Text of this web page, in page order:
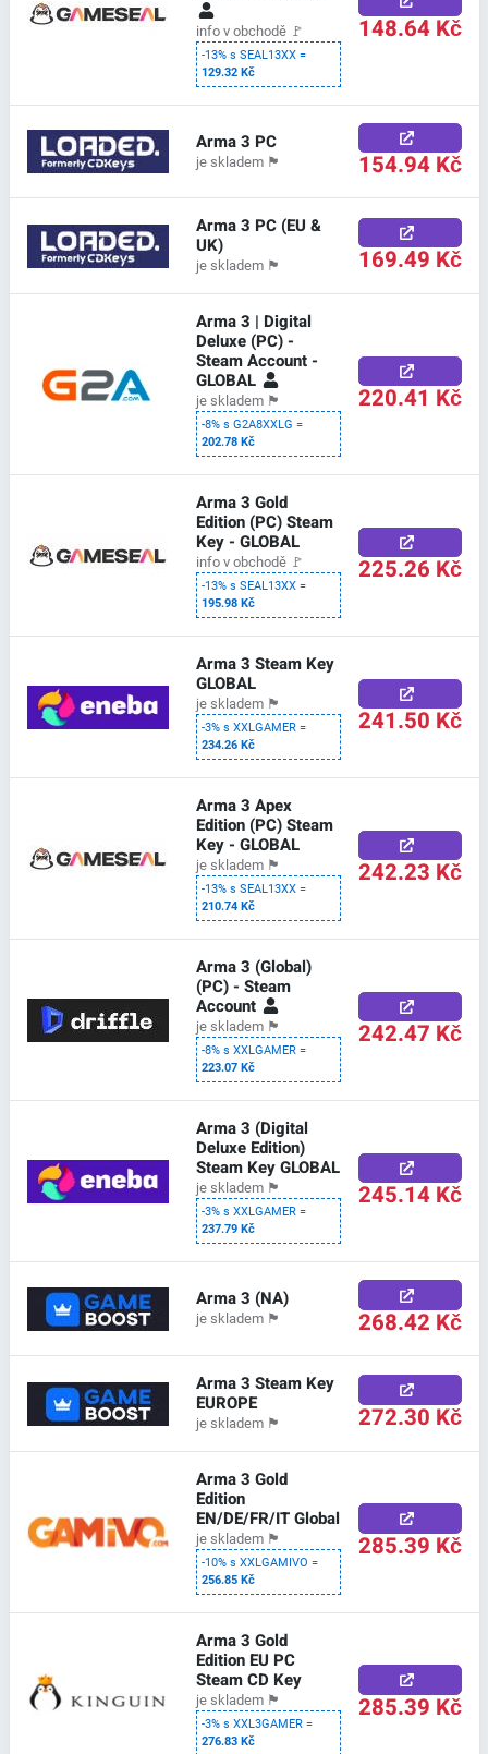
info v obchodě 🚩
-13% s SEAL13XX =
129.32 Kč
148.64 Kč
Arma 3 PC
je skladem 🏴 154.94 Kč
Arma 3 PC (EU &
UK)
je skladem 🏴 169.49 Kč
Arma 3 | Digital
Deluxe (PC) -
Steam Account -
GLOBAL
je skladem 🏴
-8% s G2A8XXLG =
202.78 Kč
220.41 Kč
Arma 3 Gold
Edition (PC) Steam
Key - GLOBAL
info v obchodě 🚩
-13% s SEAL13XX =
195.98 Kč
225.26 Kč
Arma 3 Steam Key
GLOBAL
je skladem 🏴
-3% s XXLGAMER =
234.26 Kč
241.50 Kč
Arma 3 Apex
Edition (PC) Steam
Key - GLOBAL
je skladem 🏴
-13% s SEAL13XX =
210.74 Kč
242.23 Kč
Arma 3 (Global)
(PC) - Steam
Account
je skladem 🏴
-8% s XXLGAMER =
223.07 Kč
242.47 Kč
Arma 3 (Digital
Deluxe Edition)
Steam Key GLOBAL
je skladem 🏴
-3% s XXLGAMER =
237.79 Kč
245.14 Kč
Arma 3 (NA)
je skladem 🏴 268.42 Kč
Arma 3 Steam Key
EUROPE
je skladem 🏴 272.30 Kč
Arma 3 Gold
Edition
EN/DE/FR/IT Global
je skladem 🏴
-10% s XXLGAMIVO =
256.85 Kč
285.39 Kč
Arma 3 Gold
Edition EU PC
Steam CD Key
je skladem 🏴
-3% s XXL3GAMER =
276.83 Kč
285.39 Kč